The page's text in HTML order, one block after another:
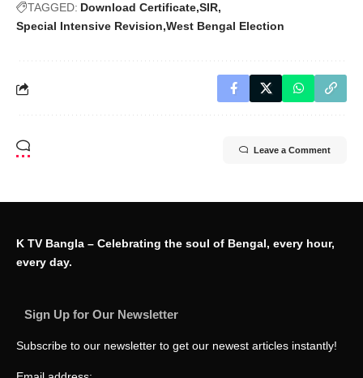
TAGGED: Download Certificate SIR
Special Intensive Revision West Bengal Election
Leave a Comment
K TV Bangla – Celebrating the soul of Bengal, every hour,
every day.
Sign Up for Our Newsletter
Subscribe to our newsletter to get our newest articles instantly!